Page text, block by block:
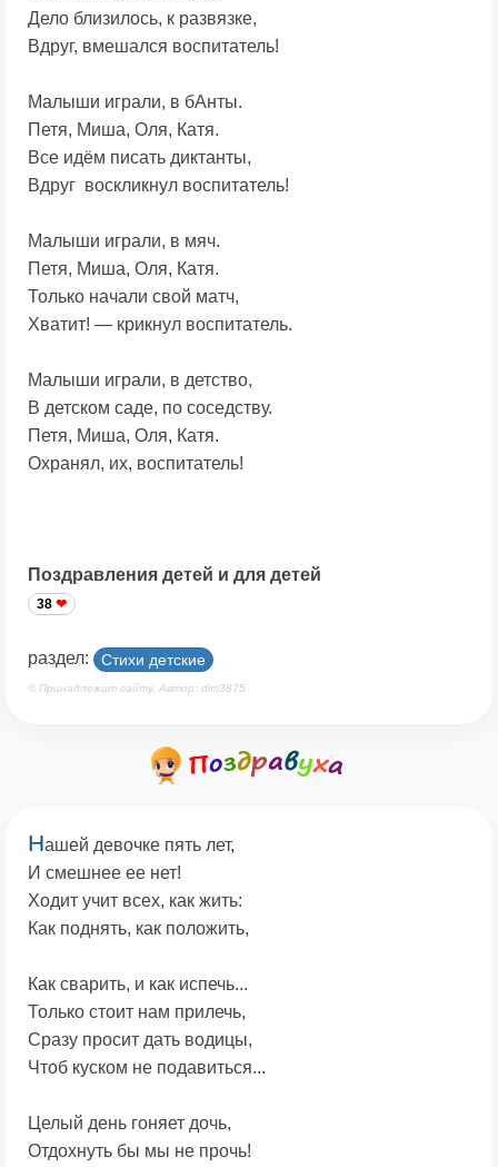
Дело близилось, к развязке,
Вдруг, вмешался воспитатель!
Малыши играли, в бАнты.
Петя, Миша, Оля, Катя.
Все идём писать диктанты,
Вдруг воскликнул воспитатель!
Малыши играли, в мяч.
Петя, Миша, Оля, Катя.
Только начали свой матч,
Хватит! — крикнул воспитатель.
Малыши играли, в детство,
В детском саде, по соседству.
Петя, Миша, Оля, Катя.
Охранял, их, воспитатель!
Поздравления детей и для детей
38
раздел: Стихи детские
© Принадлежит сайту. Автор: dim3875
Нашей девочке пять лет,
И смешнее ее нет!
Ходит учит всех, как жить:
Как поднять, как положить,
Как сварить, и как испечь...
Только стоит нам прилечь,
Сразу просит дать водицы,
Чтоб куском не подавиться...
Целый день гоняет дочь,
Отдохнуть бы мы не прочь!